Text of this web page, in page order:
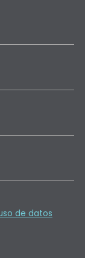
de datos